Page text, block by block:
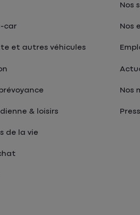
car
et autres véhicules
& loisirs
de la vie
Nos
Nos
Nos